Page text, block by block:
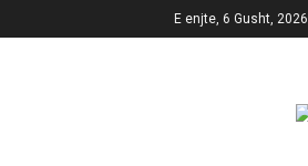
E enjte, 6 Gusht, 2026